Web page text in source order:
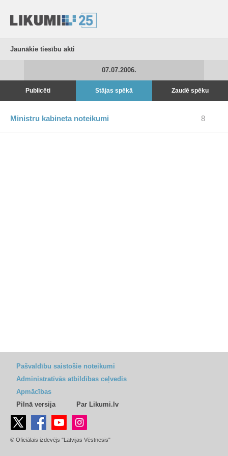
Jaunākie tiesību akti
07.07.2006.
Publicēti Stājas spēkā Zaudē spēku
Ministru kabineta noteikumi 8
Pašvaldību saistošie noteikumi
Administratīvās atbildības ceļvedis
Apmācības
Pilnā versija
Par Likumi.lv
© Oficiālais izdevējs "Latvijas Vēstnesis"